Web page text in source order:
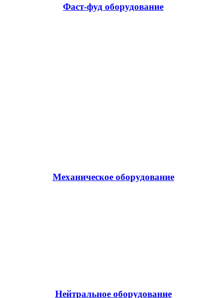
Фаст-фуд оборудование
Механическое оборудование
Нейтральное оборудование